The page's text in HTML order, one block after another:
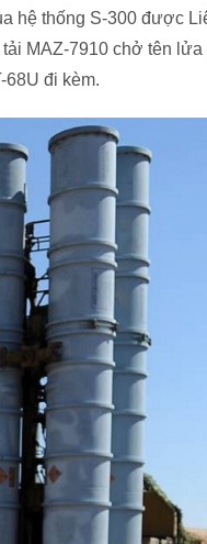
hệ thống S-300 được
MAZ-7910 chở tên lửa
68U đi kèm.